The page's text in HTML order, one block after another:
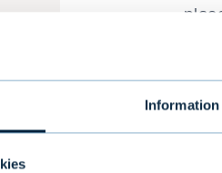
Information
En